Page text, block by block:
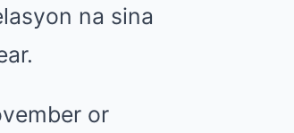
na sina
or